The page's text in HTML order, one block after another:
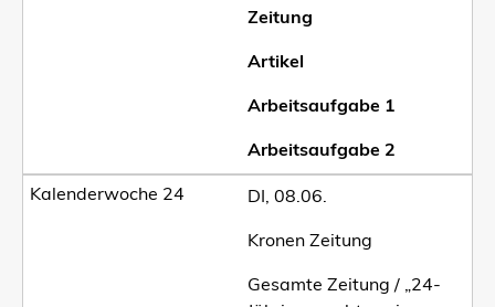
Zeitung
Artikel
Arbeitsaufgabe 1
Arbeitsaufgabe 2
DI, 08.06.
Kronen Zeitung
Gesamte Zeitung / „24-